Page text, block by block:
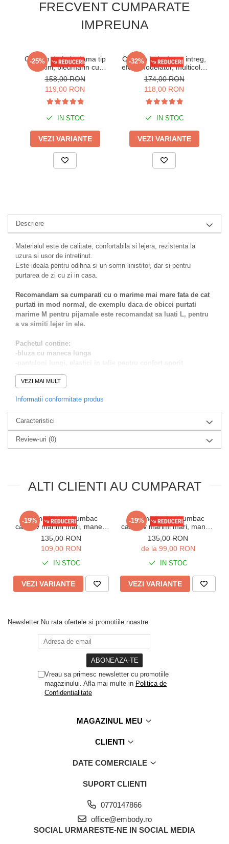
FRECVENT CUMPARATE
IMPREUNA
-25%
Costum de baie dama tip
Tankini, bleumarin cu
imprimeu floral si pantaloni
scurti F2504 bleu
158,00 RON
119,00 RON
IN STOC
VEZI VARIANTE
-32%
Costum baie dama intreg,
efect modelator, multicolor
Naya
174,00 RON
118,00 RON
IN STOC
VEZI VARIANTE
Descriere
Materialul este de calitate, confortabila si lejera, rezistenta la
uzura si usor de intretinut.
Este ideala pentru odihna si un somn linistitor, dar si pentru
purtarea de zi cu zi in casa.
Recomandam sa cumparati cu o marime mai mare fata de cat
purtati in mod normal, de exemplu daca de obicei purtati
marime M pentru pijamale este recomandat sa luati L, pentru
a va simiti lejer in ele.
Pachetul contine:
-bluza cu maneca lunga
Alege sa te simti bine in pielea ta purtand aceasta pijama atat
pe timp de zi cat si noaptea.
Intretinere:
Se spala la maxim 40 grade, se calca la 130 grade, nu se folosesc
inalbitori.
Compozitie :100%bumbac
VEZI MAI MULT
Informatii conformitate produs
Caracteristici
Review-uri (0)
ALTI CLIENTI AU CUMPARAT
-19%
Pijama barbat bumbac
calitativ marimi mari, maneci
si pantaloni lungi cu buzunare
bleumarin 201/205
135,00 RON
109,00 RON
IN STOC
VEZI VARIANTE
-19%
Pijama barbat bumbac
calitaitiv marimi mari, maneci
si pantaloni lungi cu buzunare
visiniu 205
135,00 RON
de la 99,00 RON
IN STOC
VEZI VARIANTE
Newsletter Nu rata ofertele si promotiile noastre
Vreau sa primesc newsletter cu promotiile
magazinului. Afla mai multe in Politica de
Confidentialitate
MAGAZINUL MEU
CLIENTI
DATE COMERCIALE
SUPORT CLIENTI
0770147866
office@embody.ro
SOCIAL URMARESTE-NE IN SOCIAL MEDIA